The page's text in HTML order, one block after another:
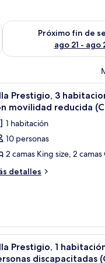
semana ago 14 - ago
Próximo fin de
ago 21 - ago
Consulta la
y una ventana que
una isla grande y
8 Prestigio, 3
movilidad reducida
1 habitación
10 personas
2 camas King size, 2
detalles
una lámpara.
ventanal grande con
7 Prestigio, 1
discapacitadas